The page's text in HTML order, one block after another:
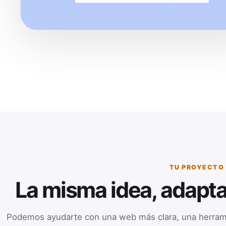
TU PROYECTO
La misma idea,
Podemos ayudarte con una web más clara, una